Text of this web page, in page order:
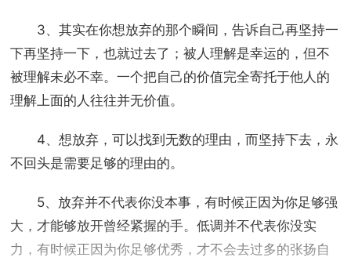
3、其实在你想放弃的那个瞬间，告诉自己再坚持一
下再坚持一下，也就过去了；被人理解是幸运的，但不
被理解未必不幸。一个把自己的价值完全寄托于他人的
理解上面的人往往并无价值。
4、想放弃，可以找到无数的理由，而坚持下去，永
不回头是需要足够的理由的。
5、放弃并不代表你没本事，有时候正因为你足够强
大，才能够放开曾经紧握的手。低调并不代表你没实
力，有时候正因为你足够优秀，才不会去过多的张扬自